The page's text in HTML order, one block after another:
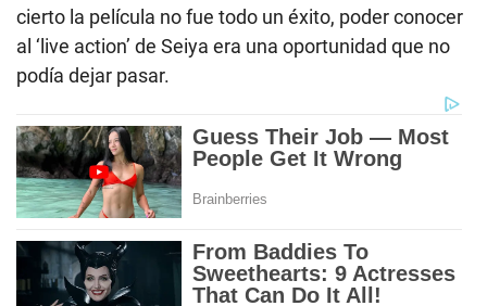
cierto la película no fue todo un éxito, poder conocer
al ‘live action’ de Seiya era una oportunidad que no
podía dejar pasar.